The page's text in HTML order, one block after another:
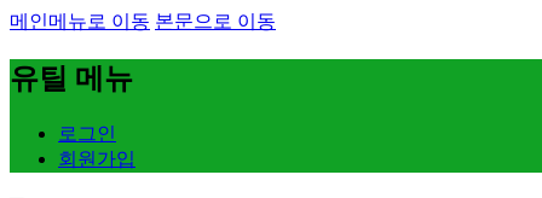
메인메뉴로 이동 본문으로 이동
유틸 메뉴
로그인
회원가입